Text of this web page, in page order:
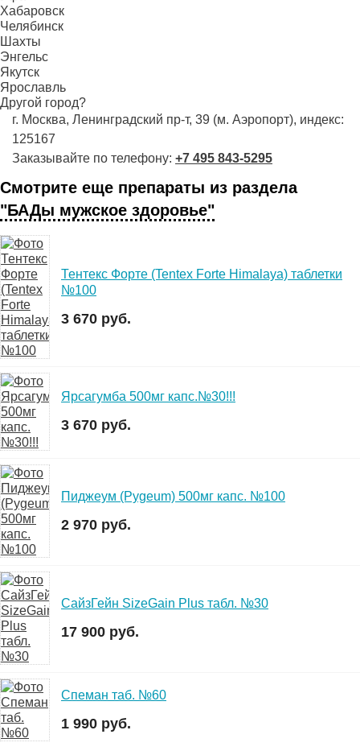
Хабаровск
Челябинск
Шахты
Энгельс
Якутск
Ярославль
Другой город?
г. Москва, Ленинградский пр-т, 39 (м. Аэропорт), индекс:
125167
Заказывайте по телефону: +7 495 843-5295
Смотрите еще препараты из раздела
"БАДы мужское здоровье"
Тентекс Форте (Tentex Forte Himalaya) таблетки
№100
3 670 руб.
Ярсагумба 500мг капс.№30!!!
3 670 руб.
Пиджеум (Pygeum) 500мг капс. №100
2 970 руб.
СайзГейн SizeGain Plus табл. №30
17 900 руб.
Спеман таб. №60
1 990 руб.